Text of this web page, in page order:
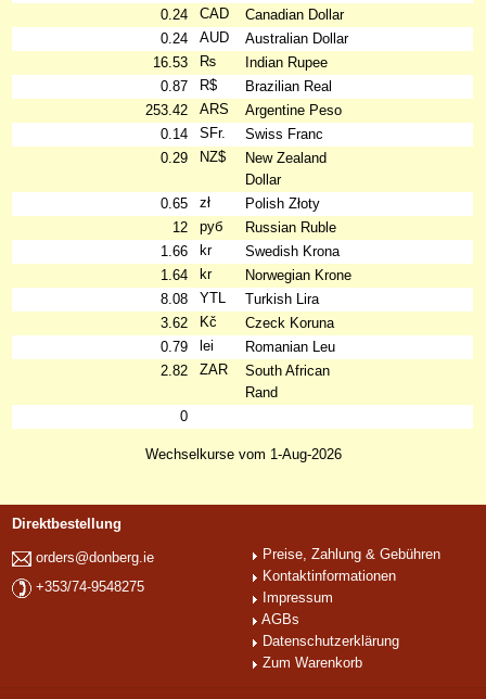
0.24
CAD
Canadian Dollar
0.24
AUD
Australian Dollar
16.53
₨
Indian Rupee
0.87
R$
Brazilian Real
253.42
ARS
Argentine Peso
0.14
SFr.
Swiss Franc
0.29
NZ$
New Zealand
Dollar
0.65
zł
Polish Złoty
12
руб
Russian Ruble
1.66
kr
Swedish Krona
1.64
kr
Norwegian Krone
8.08
YTL
Turkish Lira
3.62
Kč
Czeck Koruna
0.79
lei
Romanian Leu
2.82
ZAR
South African
Rand
0
Wechselkurse vom 1-Aug-2026
Direktbestellung
orders@donberg.ie
+353/74-9548275
Preise, Zahlung & Gebühren
Kontaktinformationen
Impressum
AGBs
Datenschutzerklärung
Zum Warenkorb